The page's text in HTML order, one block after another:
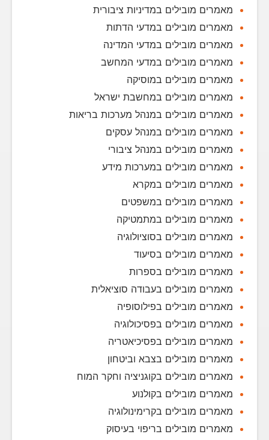
מאמרים מובילים במדיניות ציבורית
מאמרים מובילים במדעי הדתות
מאמרים מובילים במדעי המדינה
מאמרים מובילים במדעי המחשב
מאמרים מובילים במוסיקה
מאמרים מובילים במחשבת ישראל
מאמרים מובילים במנהל מערכות בריאות
מאמרים מובילים במנהל עסקים
מאמרים מובילים במנהל ציבורי
מאמרים מובילים במערכות מידע
מאמרים מובילים במקרא
מאמרים מובילים במשפטים
מאמרים מובילים במתמטיקה
מאמרים מובילים בסוציולוגיה
מאמרים מובילים בסיעוד
מאמרים מובילים בספרות
מאמרים מובילים בעבודה סוציאלית
מאמרים מובילים בפילוסופיה
מאמרים מובילים בפסיכולוגיה
מאמרים מובילים בפסיכיאטריה
מאמרים מובילים בצבא וביטחון
מאמרים מובילים בקוגניציה וחקר המוח
מאמרים מובילים בקולנוע
מאמרים מובילים בקרימינולוגיה
מאמרים מובילים בריפוי בעיסוק